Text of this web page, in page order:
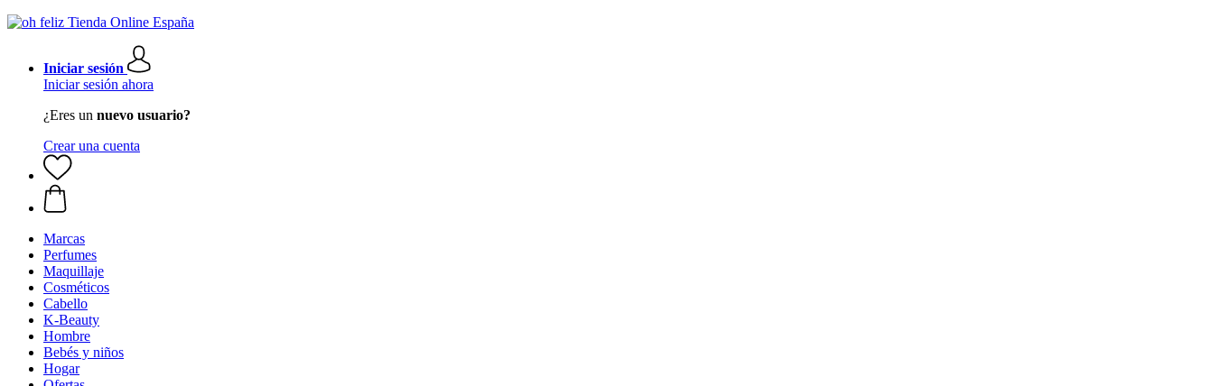
Iniciar sesión
Iniciar sesión ahora
¿Eres un nuevo usuario?
Crear una cuenta
Marcas
Perfumes
Maquillaje
Cosméticos
Cabello
K-Beauty
Hombre
Bebés y niños
Hogar